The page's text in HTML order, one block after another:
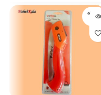
فروخته
شده